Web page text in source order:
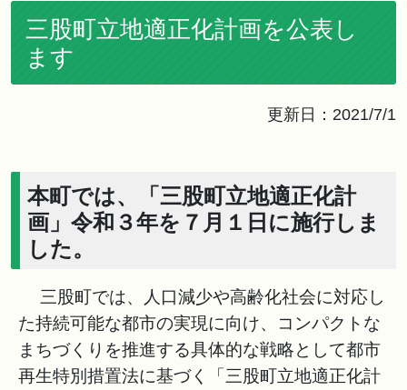
三股町立地適正化計画を公表し
ます
更新日：2021/7/1
本町では、「三股町立地適正化計
画」令和３年を７月１日に施行しま
した。
三股町では、人口減少や高齢化社会に対応し
た持続可能な都市の実現に向け、コンパクトな
まちづくりを推進する具体的な戦略として都市
再生特別措置法に基づく「三股町立地適正化計